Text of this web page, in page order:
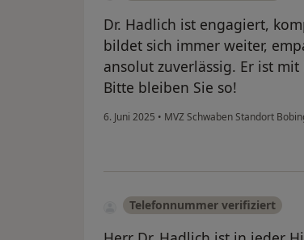
Dr. Hadlich ist engagiert,
bildet sich immer weiter,
ansolut zuverlässig. Er ist
Bitte bleiben Sie so!
6. Juni 2025 • MVZ Schwaben Standort
Telefonnummer verifiziert